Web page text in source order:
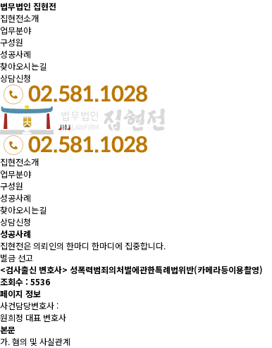
법무법인 집현전
집현전소개
업무분야
구성원
성공사례
찾아오시는길
상담신청
집현전소개
업무분야
구성원
성공사례
찾아오시는길
상담신청
성공사례
집현전은 의뢰인의 한마디 한마디에 집중합니다.
벌금 선고
<검사출신 변호사> 성폭력범죄의처벌에관한특례법위반(카메라등이용촬영)
조회수 : 5536
페이지 정보
사건담당변호사 :
원희정 대표 변호사
본문
가. 혐의 및 사실관계